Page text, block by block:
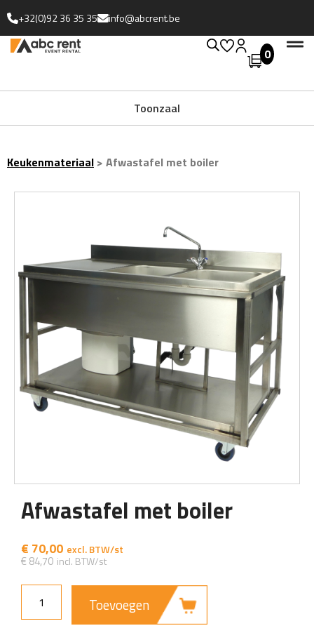
+32(0)92 36 35 35 info@abcrent.be
0
Toonzaal
Keukenmateriaal > Afwastafel met boiler
Afwastafel met boiler
€ 70,00
€ 84,70
Toevoegen